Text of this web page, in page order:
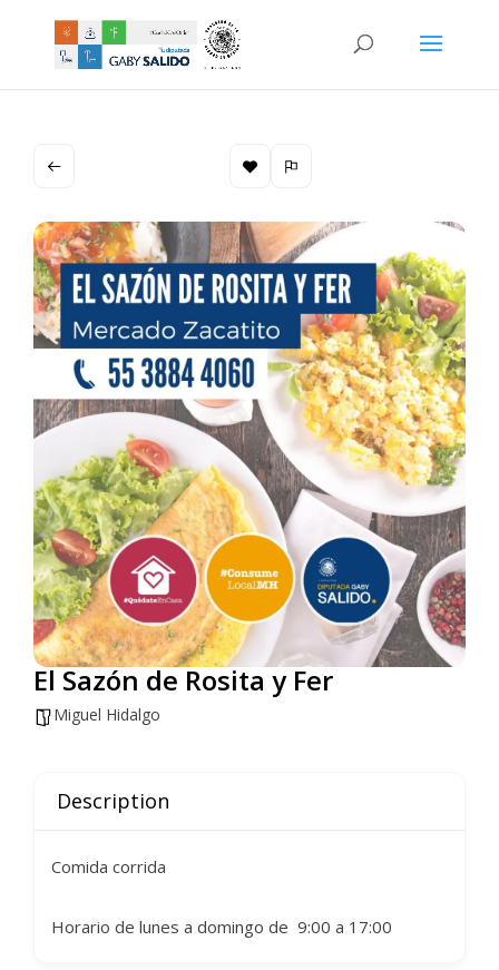
El Sazón de Rosita y Fer
Miguel Hidalgo
Description
Comida corrida
Horario de lunes a domingo de 9:00 a 17:00